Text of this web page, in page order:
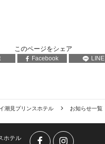
このページをシェア
Facebook LINE
潮見プリンスホテル お知らせ一覧
ホテル